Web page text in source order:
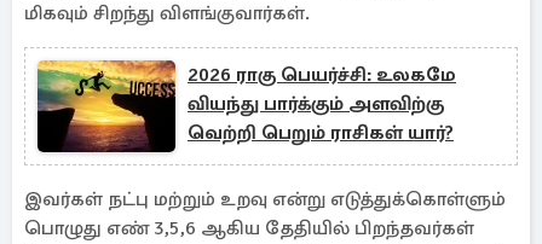
மிகவும் சிறந்து விளங்குவார்கள்.
2026 ராகு பெயர்ச்சி: உலகமே
வியந்து பார்க்கும் அளவிற்கு
வெற்றி பெறும் ராசிகள் யார்?
இவர்கள் நட்பு மற்றும் உறவு என்று எடுத்துக்கொள்ளும்
பொழுது எண் 3,5,6 ஆகிய தேதியில் பிறந்தவர்கள்